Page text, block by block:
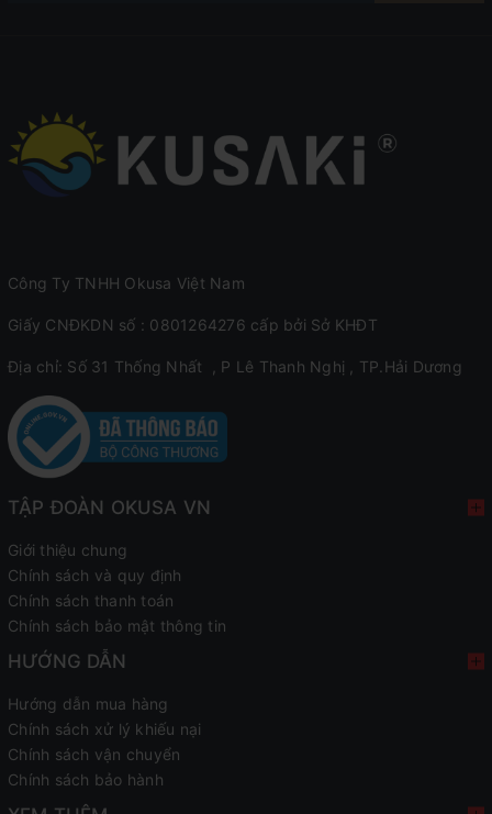
Công Ty TNHH Okusa Việt Nam
Giấy CNĐKDN số : 0801264276 cấp bởi Sở KHĐT
Địa chỉ: Số 31 Thống Nhất , P Lê Thanh Nghị , TP.Hải Dương
TẬP ĐOÀN OKUSA VN
Giới thiệu chung
Chính sách và quy định
Chính sách thanh toán
Chính sách bảo mật thông tin
HƯỚNG DẪN
Hướng dẫn mua hàng
Chính sách xử lý khiếu nại
Chính sách vận chuyển
Chính sách bảo hành